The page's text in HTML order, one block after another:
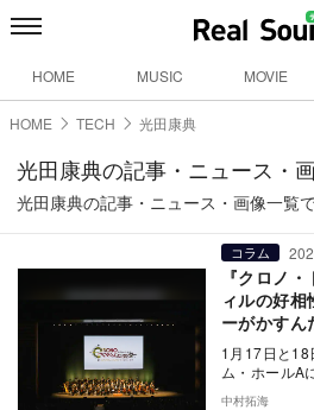
HOME MUSIC MOVIE
HOME TECH 光田康典
光田康典の記事・ニュース・
光田康典の記事・ニュース・画像一覧
コラム
『クロノ
ィルの好
ーがかす
TRIGGER
超える旋
1月17日と18
ム・ホールA
TRIGGER
中村拓海